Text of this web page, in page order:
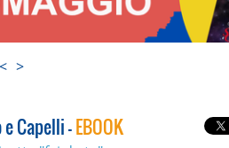
< >
Capelli -EBOOK